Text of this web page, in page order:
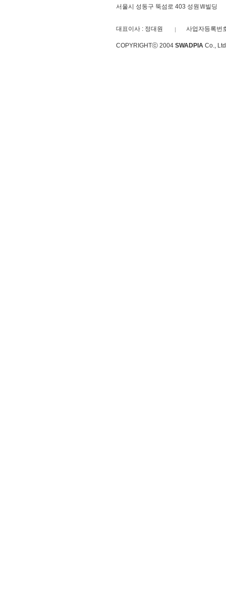
서울시 성동구 뚝섬로 403 성원Ⅶ빌딩
대표이사 : 정대원 사업자등록번
COPYRIGHTⓒ 2004 SWADPIA Co.,